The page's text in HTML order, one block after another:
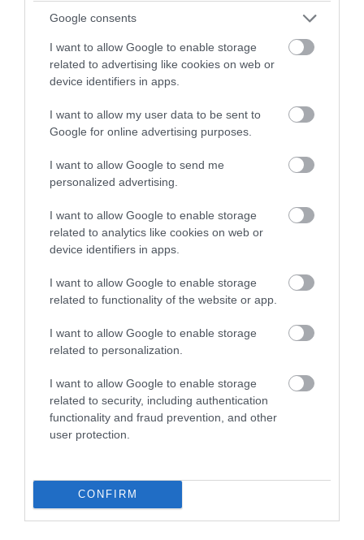
Google consents
I want to allow Google to enable storage
related to advertising like cookies on web or
device identifiers in apps.
I want to allow my user data to be sent to
Google for online advertising purposes.
I want to allow Google to send me
personalized advertising.
I want to allow Google to enable storage
related to analytics like cookies on web or
device identifiers in apps.
I want to allow Google to enable storage
related to functionality of the website or app.
I want to allow Google to enable storage
related to personalization.
I want to allow Google to enable storage
related to security, including authentication
functionality and fraud prevention, and other
user protection.
CONFIRM
PRONEWS.GR /ΔΙΕΘΝΗΣ ΑΣΦΑΛΕΙΑ
Ν.Τραμπ για Ιράν: «Ήμασταν έτοιμοι για
τη μεγαλύτερη επίθεση μετά τον Β’
Παγκόσμιο Πόλεμο» (βίντεο)
06.08.2026 | 06:26